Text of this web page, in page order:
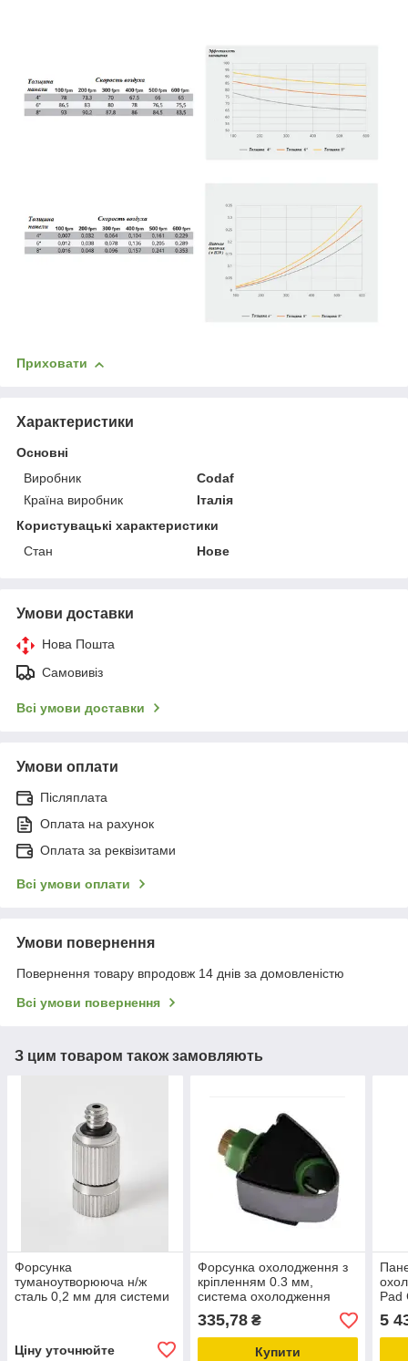
Приховати
Характеристики
Основні
Виробник
Codaf
Країна виробник
Італія
Користувацькі характеристики
Стан
Нове
Умови доставки
Нова Пошта
Самовивіз
Всі умови доставки
Умови оплати
Післяплата
Оплата на рахунок
Оплата за реквізитами
Всі умови оплати
Умови повернення
Повернення товару впродовж 14 днів за домовленістю
Всі умови повернення
З цим товаром також замовляють
Форсунка
туманоутворююча н/ж
сталь 0,2 мм для системи
Ціну уточнюйте
Форсунка охолодження з
кріпленням 0.3 мм,
система охолодження
335,78₴
Купити
Pad
5